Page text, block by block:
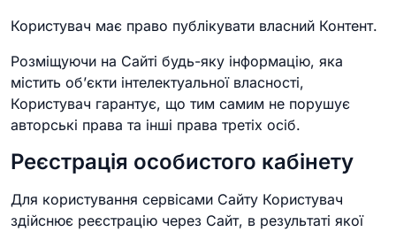
Користувач має право публікувати власний Контент.
Розміщуючи на Сайті будь-яку інформацію, яка
містить об’єкти інтелектуальної власності,
Користувач гарантує, що тим самим не порушує
авторські права та інші права третіх осіб.
Реєстрація особистого кабінету
Для користування сервісами Сайту Користувач
здійснює реєстрацію через Сайт, в результаті якої